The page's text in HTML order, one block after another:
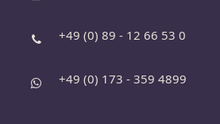
+49 (0) 89 - 12 66 53 0
+49 (0) 173 - 359 4899